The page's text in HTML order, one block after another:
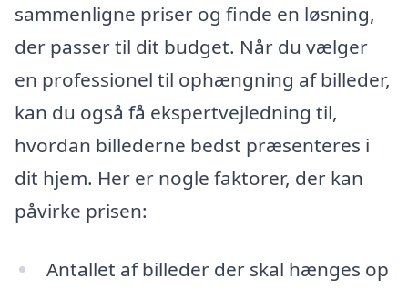
sammenligne priser og finde en løsning,
der passer til dit budget. Når du vælger
en professionel til ophængning af billeder,
kan du også få ekspertvejledning til,
hvordan billederne bedst præsenteres i
dit hjem. Her er nogle faktorer, der kan
påvirke prisen:
Antallet af billeder der skal hænges op